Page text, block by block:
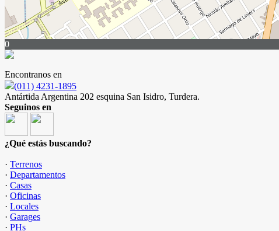
0
Encontranos en
(011) 4231-1895
Antártida Argentina 202 esquina San Isidro, Turdera.
Seguinos en
¿Qué estás buscando?
· Terrenos
· Departamentos
· Casas
· Oficinas
· Locales
· Garages
· PHs